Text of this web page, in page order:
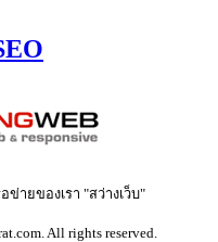
ายของเรา "สว่างเว็บ"
All rights reserved.